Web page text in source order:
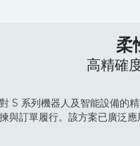
柔
高精確
S 系列機器人及智能設備的
訂單履行。該方案已廣泛應